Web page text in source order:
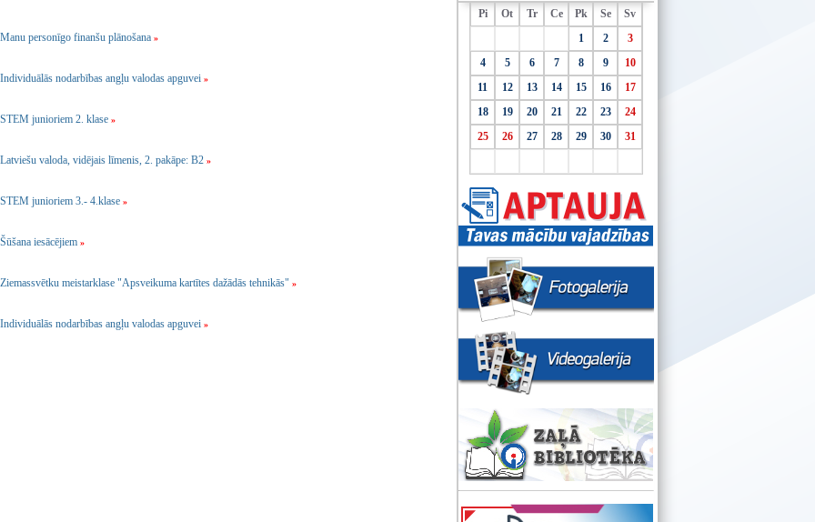
Manu personīgo finanšu plānošana »
Individuālās nodarbības angļu valodas apguvei »
STEM junioriem 2. klase »
Latviešu valoda, vidējais līmenis, 2. pakāpe: B2 »
STEM junioriem 3.- 4.klase »
Šūšana iesācējiem »
Ziemassvētku meistarklase "Apsveikuma kartītes dažādās tehnikās" »
Individuālās nodarbības angļu valodas apguvei »
Pi Ot Tr Ce Pk Se
Sv
1
2
3
4
5 6 7 8 9
10
11
12 13 14 15 16
17
18
19 20 21 22 23
24
25
26 27 28 29 30 31